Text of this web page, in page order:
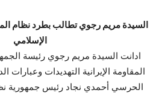
السيدة مريم رجوي تطالب بطرد نظام
الإسلامي
ادانت السيدة مريم رجوي رئيسة
المقاومة الإيرانية التهديدات وعبارات
الحرسي أحمدي نجاد رئيس جمهورية